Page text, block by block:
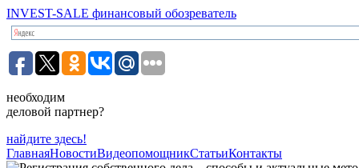
INVEST-SALE финансовый обозреватель
необходим
деловой партнер?
найдите здесь!
ГлавнаяНовостиВидеопомощникСтатьиКонтакты